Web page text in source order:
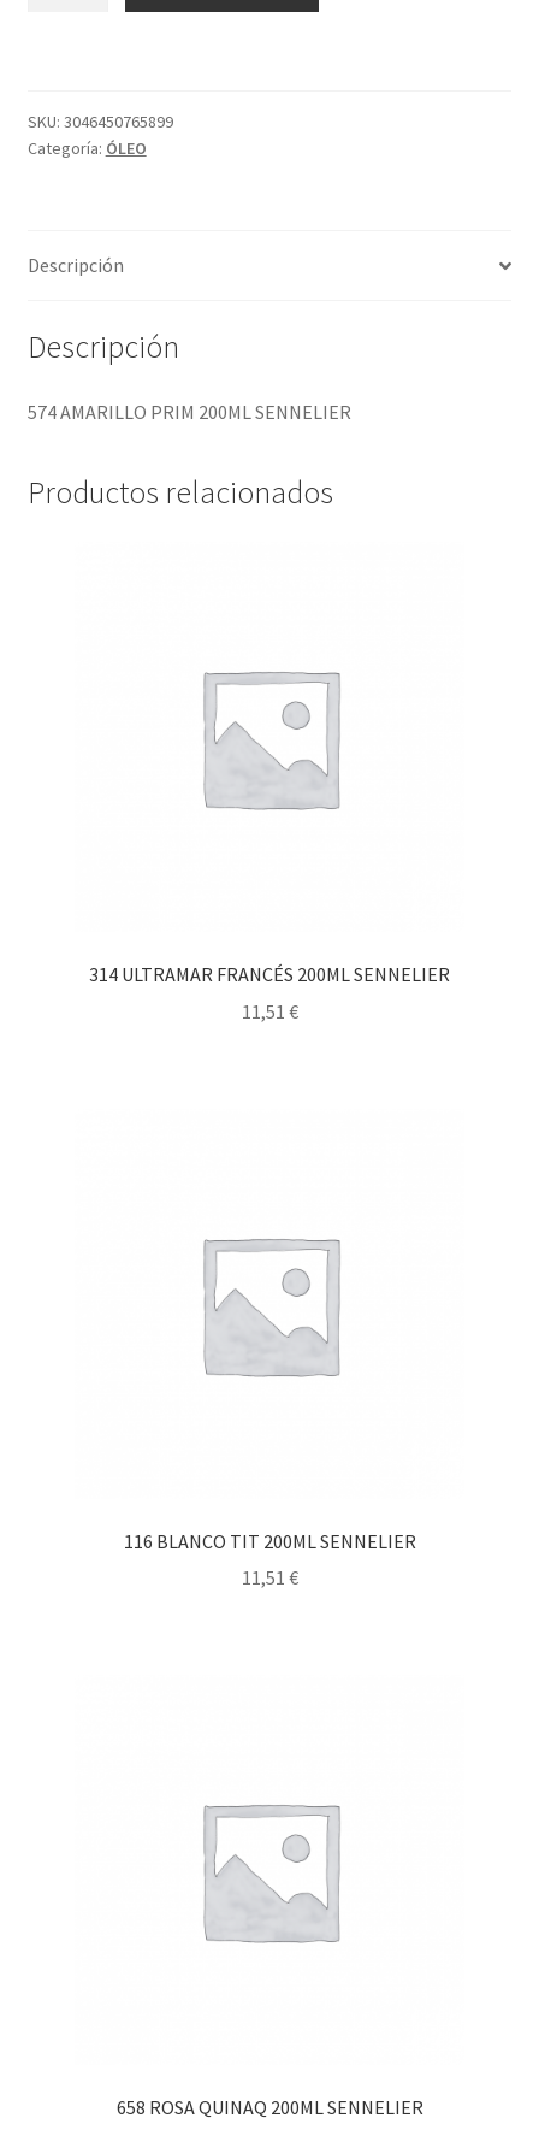
cantidad
SKU: 3046450765899
Categoría: ÓLEO
Descripción
Descripción
574 AMARILLO PRIM 200ML SENNELIER
Productos relacionados
314 ULTRAMAR FRANCÉS 200ML SENNELIER
11,51 €
116 BLANCO TIT 200ML SENNELIER
11,51 €
658 ROSA QUINAQ 200ML SENNELIER